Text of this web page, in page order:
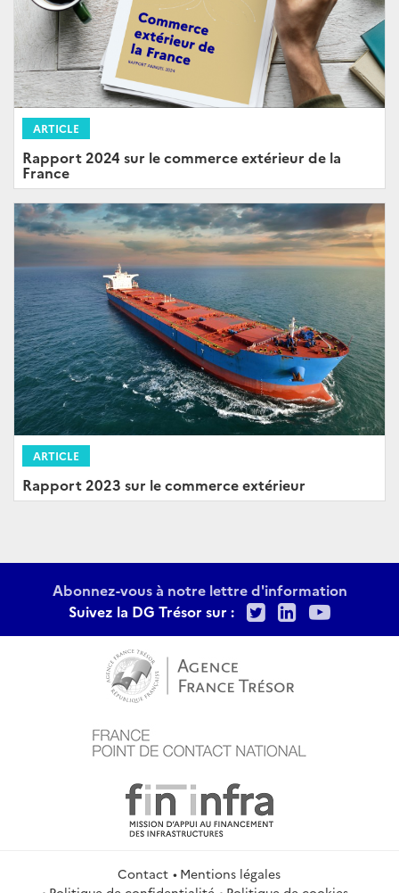
ARTICLE
Rapport 2024 sur le commerce extérieur de la
France
ARTICLE
Rapport 2023 sur le commerce extérieur
Abonnez-vous à notre lettre d'information
Suivez la DG Trésor sur :
TwitterLinkedIn
Contact
Mentions légales